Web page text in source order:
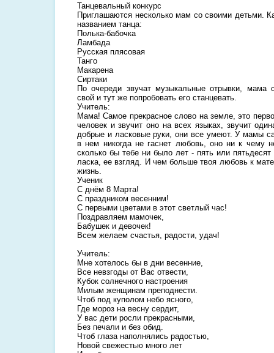
Танцевальный конкурс
Приглашаются несколько мам со своими детьми.
названием танца:
Полька-бабочка
Ламбада
Русская плясовая
Танго
Макарена
Сиртаки
По очереди звучат музыкальные отрывки, мама
свой и тут же попробовать его станцевать.
Учитель:
Мама! Самое прекрасное слово на земле, это
человек и звучит оно на всех языках, звучит
добрые и ласковые руки, они все умеют. У мамы
в нем никогда не гаснет любовь, оно ни к чему
сколько бы тебе ни было лет - пять или
ласка, ее взгляд. И чем больше твоя любовь к
жизнь.
Ученик
С днём 8 Марта!
С праздником весенним!
С первыми цветами в этот светлый час!
Поздравляем мамочек,
Бабушек и девочек!
Всем желаем счастья, радости, удач!
Учитель:
Мне хотелось бы в дни весенние,
Все невзгоды от Вас отвести,
Кубок солнечного настроения
Милым женщинам преподнести.
Чтоб под куполом небо ясного,
Где мороз на весну сердит,
У вас дети росли прекрасными,
Без печали и без обид.
Чтоб глаза наполнялись радостью,
Новой свежестью много лет